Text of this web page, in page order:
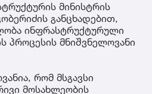
მინისტრის
განცხადებით,
ინფრასტრუქტურული
პროცესის მნიშვნელოვანი
რომ მსგავსი
მოსახლეობის